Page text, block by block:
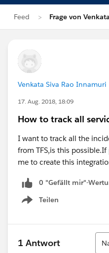
Feed Frage von
Venkata Siva Rao Innamuri
17. Aug. 2018, 18:09
How to track all
I want to track all the
from TFS,is this
me to create this
0 "Gefällt mir"-
Teilen
Show menu
1 Antwort